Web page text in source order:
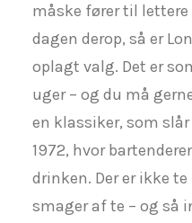
måske fører til
dagen derop, så er
oplagt valg. Det er
uger – og du må
en klassiker, som
1972, hvor
drinken. Der er ikke
smager af te – og så